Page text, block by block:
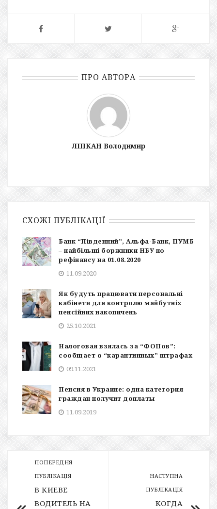
ПРО АВТОРА
ЛІПКАН Володимир
СХОЖІ ПУБЛІКАЦІЇ
Банк “Південний”, Альфа-Банк, ПУМБ
– найбільші боржники НБУ по
рефінансу на 01.08.2020
11.09.2020
Як будуть працювати персональні
кабінети для контролю майбутніх
пенсійних накопичень
25.10.2021
Налоговая взялась за “ФОПов”:
сообщает о “карантинных” штрафах
09.11.2021
Пенсия в Украине: одна категория
граждан получит доплаты
11.09.2019
ПОПЕРЕДНЯ
ПУБЛІКАЦІЯ
В КИЕВЕ
ВОДИТЕЛЬ НА
НАСТУПНА
ПУБЛІКАЦІЯ
КОГДА